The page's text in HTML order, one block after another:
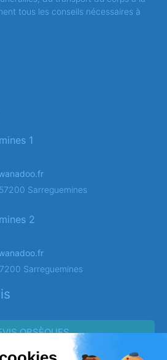
tous les conseils nécessaires à
1
Sarreguemines
2
Sarreguemines
OBSÈQUES